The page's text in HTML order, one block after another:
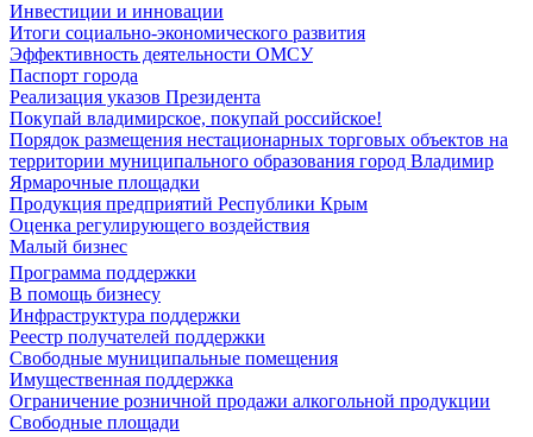
Инвестиции и инновации
Итоги социально-экономического развития
Эффективность деятельности ОМСУ
Паспорт города
Реализация указов Президента
Покупай владимирское, покупай российское!
Порядок размещения нестационарных торговых объектов на
территории муниципального образования город Владимир
Ярмарочные площадки
Продукция предприятий Республики Крым
Оценка регулирующего воздействия
Малый бизнес
Программа поддержки
В помощь бизнесу
Инфраструктура поддержки
Реестр получателей поддержки
Свободные муниципальные помещения
Имущественная поддержка
Ограничение розничной продажи алкогольной продукции
Свободные площади